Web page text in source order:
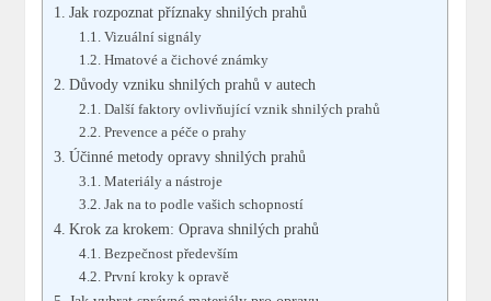
Jak rozpoznat příznaky shnilých prahů
Vizuální signály
Hmatové a čichové známky
Důvody vzniku shnilých prahů v autech
Další faktory ovlivňující vznik shnilých prahů
Prevence a péče o prahy
Účinné metody opravy shnilých prahů
Materiály a nástroje
Jak na to podle vašich schopností
Krok za krokem: Oprava shnilých prahů
Bezpečnost především
První kroky k opravě